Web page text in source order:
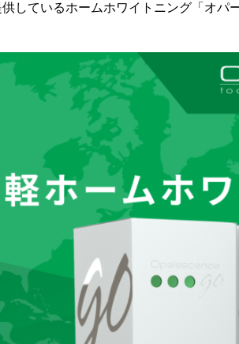
しているホームホワイトニング「オパ